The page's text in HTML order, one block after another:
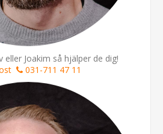
eller Joakim så hjälper de dig!
031-711 47 11